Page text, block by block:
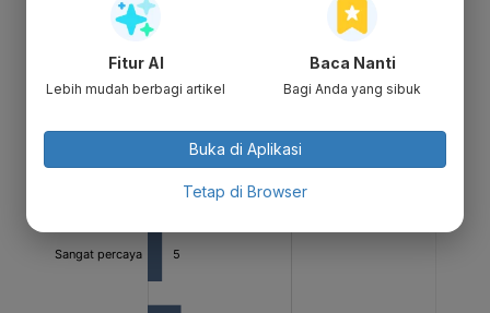
Fitur AI
Lebih mudah berbagi artikel
Baca Nanti
Bagi Anda yang sibuk
Buka di Aplikasi
Tetap di Browser